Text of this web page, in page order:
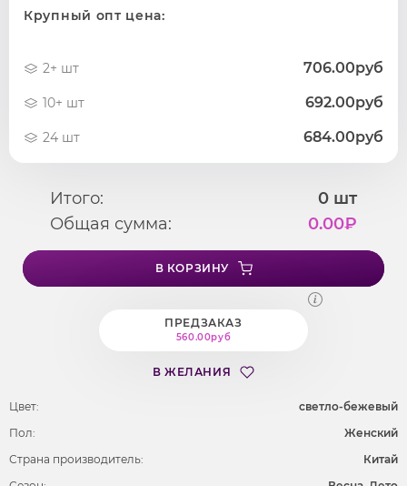
Крупный опт цена:
2+ шт 706.00руб
10+ шт 692.00руб
24 шт 684.00руб
Итого: 0 шт
Общая сумма:
0.00₽
В КОРЗИНУ
ПРЕДЗАКАЗ
560.00руб
В ЖЕЛАНИЯ
Цвет:
светло-бежевый
Пол:
Женский
Страна производитель:
Китай